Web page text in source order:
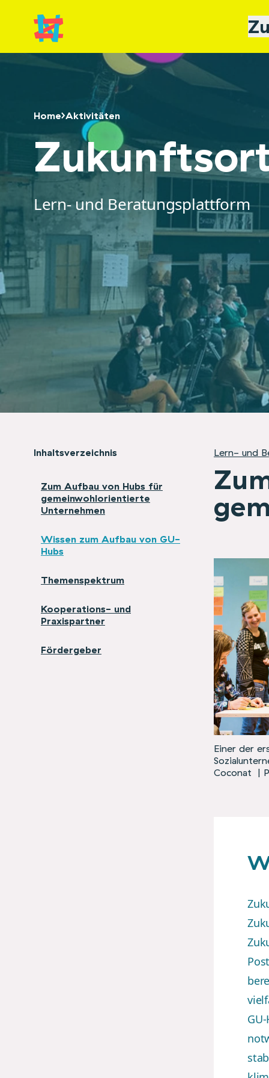
Home Aktivitäten
Lern- und Beratungsplattform
Inhaltsverzeichnis
Zum Aufbau von Hubs für
gemeinwohlorientierte
Unternehmen
Wissen zum Aufbau von GU-
Hubs
Themenspektrum
Kooperations- und
Praxispartner
Fördergeber
Lern- und
Einer der
Coconat |